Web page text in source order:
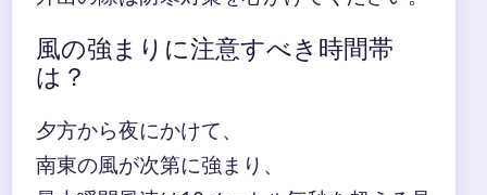
風の強まりに注意すべき時間帯
は？
夕方から夜にかけて、
南東の風が次第に強まり、